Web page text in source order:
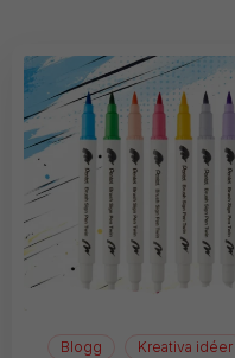
Blogg Kreativa idéer